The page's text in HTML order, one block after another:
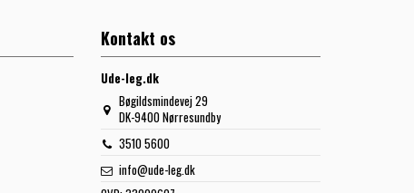
Kontakt os
Ude-leg.dk
Bøgildsmindevej 29
DK-9400 Nørresundby
3510 5600
info@ude-leg.dk